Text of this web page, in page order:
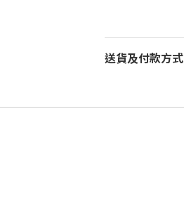
送貨及付款方式